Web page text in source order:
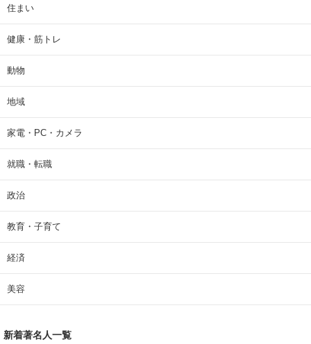
住まい
健康・筋トレ
動物
地域
家電・PC・カメラ
就職・転職
政治
教育・子育て
経済
美容
新着著名人一覧